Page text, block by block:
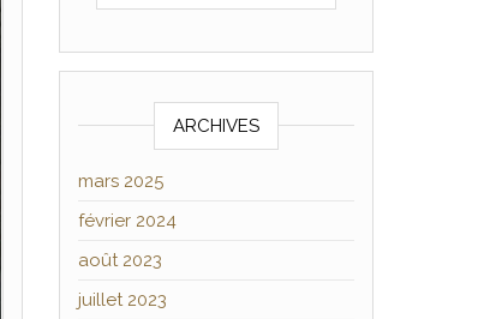
ARCHIVES
mars 2025
février 2024
août 2023
juillet 2023